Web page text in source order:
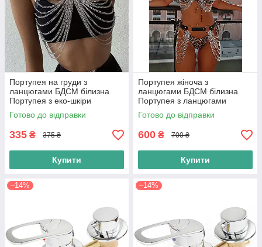
Портупея на груди з
ланцюгами БДСМ білизна
Портупея з еко-шкіри
Готово до відправки
335 ₴ 375 ₴
Купити
Портупея жіноча з
ланцюгами БДСМ білизна
Портупея з ланцюгами
Готово до відправки
600 ₴ 700 ₴
Купити
–14% –14%